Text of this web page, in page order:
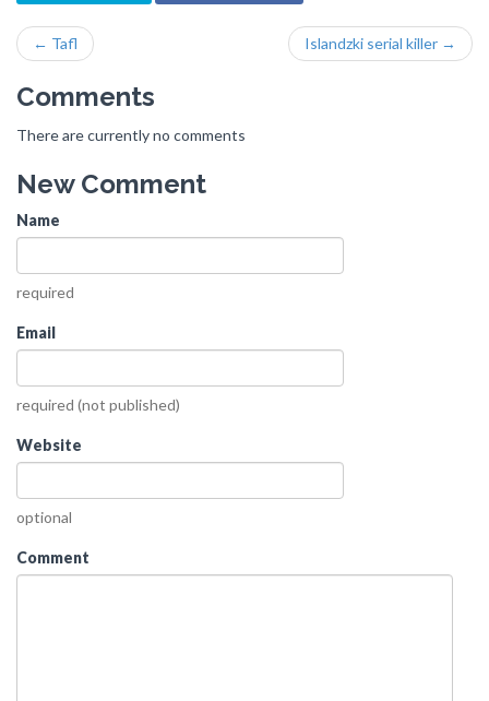
← Tafl Islandzki serial killer →
Comments
There are currently no comments
New Comment
Name
required
Email
required (not published)
Website
optional
Comment